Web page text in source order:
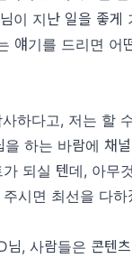
이 지난 일을 좋게
얘기를 드리면 어
하다고, 저는 할
하는 바람에 채
되실 텐데, 아무
시면 최선을 다하
님, 사람들은 콘텐